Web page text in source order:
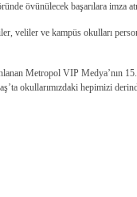
övünülecek başarılara imza
veliler ve kampüs okulları
Metropol VIP Medya’nın
okullarımızdaki hepimizi